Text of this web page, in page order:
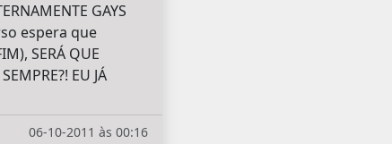
GAYS
espera que
SERÁ QUE
EU JÁ
06-10-2011 às 00:16